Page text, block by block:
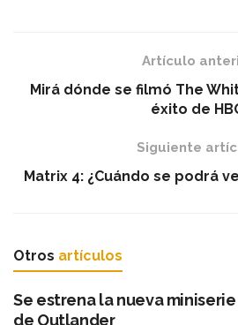
Artículo
Mirá dónde se filmó The
éxito de
Siguiente
Matrix 4: ¿Cuándo se podrá
Otros artículos
Se estrena la nueva
de Outlander